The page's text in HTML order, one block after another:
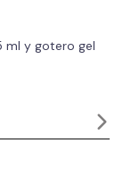
ml y gotero gel